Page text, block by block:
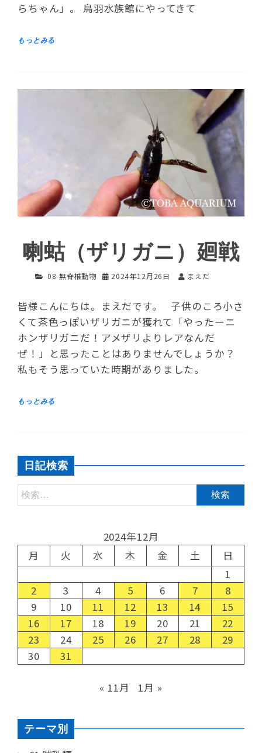
らちゃん」。 鳥羽水族館にやってきて
喇蛄（ザリガニ）廻戦
08 無脊椎動物 2024年12月26日 まえだ
皆様こんにちは。まえだです。 子供のころ小さ
くて茶色っぽいザリガニが獲れて「やったーニ
ホンザリガニだ！アメザリよりレアなんだ
ぜ！」と思ったことはありませんでしょうか？
私もそう思っていた時期がありました。
日記検索
2024年12月
月
火 水 木 金 土
日
1
2
3 4 5 6 7
8
9
10 11 12 13 14
15
16
17 18 19 20 21
22
23
24 25 26 27 28
29
30
31
« 11月 1月 »
テーマ別